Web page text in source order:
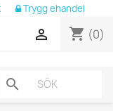
Trygg ehandel
shopping_cart (0)

search